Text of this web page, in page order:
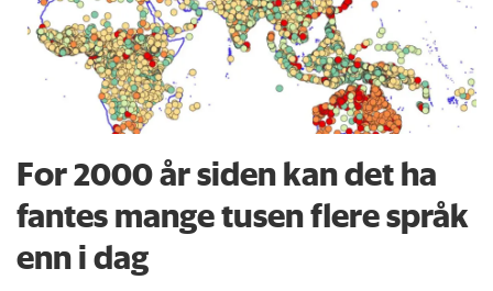
For 2000 år siden kan det ha
fantes mange tusen flere språk
enn i dag